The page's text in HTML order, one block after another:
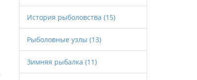
История рыболовства (15)
Рыболовные узлы (13)
Зимняя рыбалка (11)